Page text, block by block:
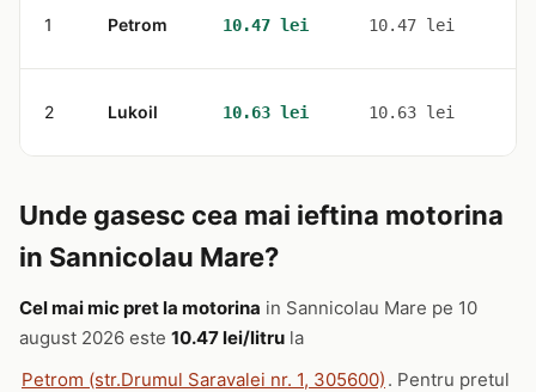
1 Petrom 10.47 lei 10.47 lei
2 Lukoil 10.63 lei 10.63 lei
Unde gasesc cea mai ieftina motorina
in Sannicolau Mare?
Cel mai mic pret la motorina in Sannicolau Mare pe 10
august 2026 este 10.47 lei/litru la
Petrom (str.Drumul Saravalei nr. 1, 305600) . Pentru pretul